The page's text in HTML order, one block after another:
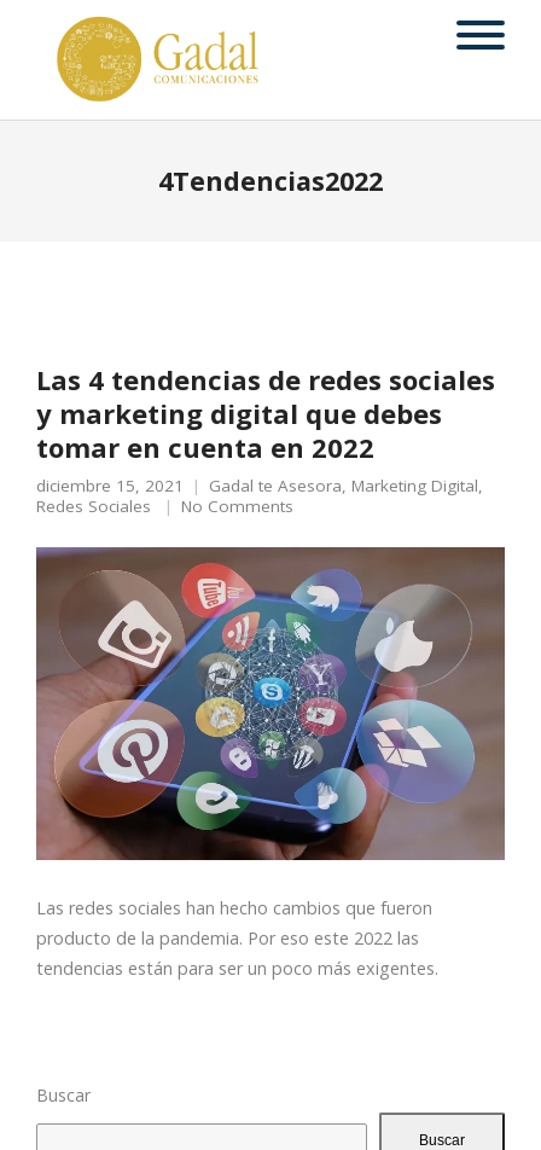
4Tendencias2022
Las 4 tendencias de redes sociales
y marketing digital que debes
tomar en cuenta en 2022
diciembre 15, 2021 Gadal te Asesora, Marketing Digital,
Redes Sociales
No Comments
Las redes sociales han hecho cambios que fueron
producto de la pandemia. Por eso este 2022 las
tendencias están para ser un poco más exigentes.
Buscar
Buscar